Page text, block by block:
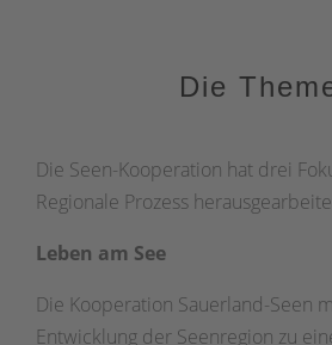
Die
Die Seen-Kooperation hat drei
Regionale Prozess
Leben am See
Die Kooperation Sauerland-Seen
Entwicklung der Seenregion zu